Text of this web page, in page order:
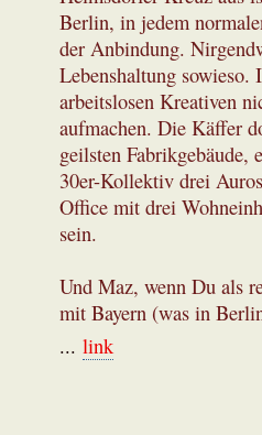
Berlin, in jedem
der Anbindung.
Lebenshaltung
arbeitslosen Kreativen
aufmachen. Die Käffer
geilsten Fabrikgebäude,
30er-Kollektiv drei
Office mit drei
sein.
Und Maz, wenn Du als
mit Bayern (was in
... link